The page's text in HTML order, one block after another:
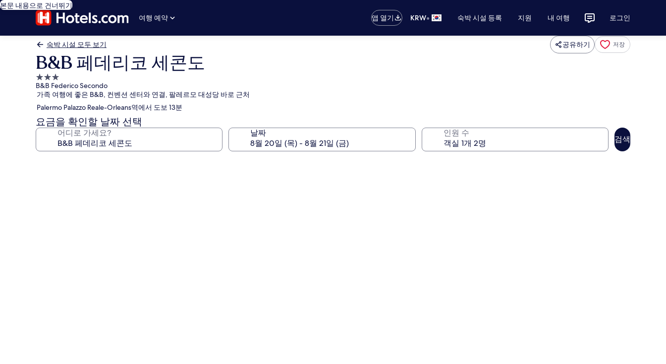
본문 내용으로 건너뛰기
여행 예약
앱 열기 KRW• 숙박 시설 등록 지원 내 여행 로그인
숙박 시설 모두 보기 공유하기 저장
B&B 페데리코 세콘도
3.0
성
급
숙
박
시
B&B Federico Secondo
가족 여행에 좋은 B&B, 컨벤션 센터와 연결, 팔레르모 대성당 바로 근처
Palermo Palazzo Reale-Orleans역에서 도보 13분
요금을 확인할 날짜 선택
어디로 가세요? 날짜 인원 수
검색